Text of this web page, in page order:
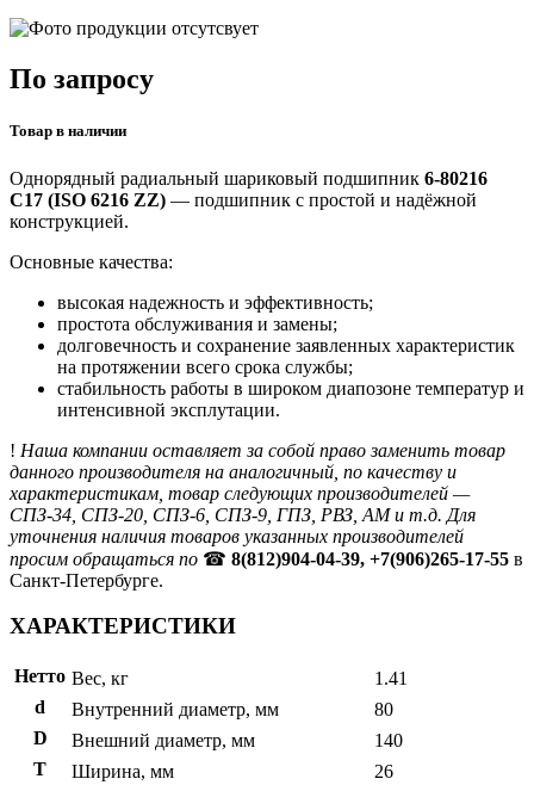
По запросу
Товар в наличии
Однорядный радиальный шариковый подшипник 6-80216
С17 (ISO 6216 ZZ) — подшипник с простой и надёжной
конструкцией.
Основные качества:
высокая надежность и эффективность;
простота обслуживания и замены;
долговечность и сохранение заявленных характеристик
на протяжении всего срока службы;
стабильность работы в широком диапозоне температур и
интенсивной эксплутации.
! Наша компании оставляет за собой право заменить товар
данного производителя на аналогичный, по качеству и
характеристикам, товар следующих производителей —
СПЗ-34, СПЗ-20, СПЗ-6, СПЗ-9, ГПЗ, РВЗ, АМ и т.д. Для
уточнения наличия товаров указанных производителей
просим обращаться по ☎ 8(812)904-04-39, +7(906)265-17-55 в
Санкт-Петербурге.
ХАРАКТЕРИСТИКИ
Нетто Вес, кг
1.41
d
Внутренний диаметр, мм
80
D
Внешний диаметр, мм
140
T
Ширина, мм
26